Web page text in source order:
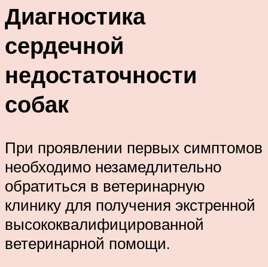
Диагностика
сердечной
недостаточности
собак
При проявлении первых симптомов
необходимо незамедлительно
обратиться в ветеринарную
клинику для получения экстренной
высококвалифицированной
ветеринарной помощи.